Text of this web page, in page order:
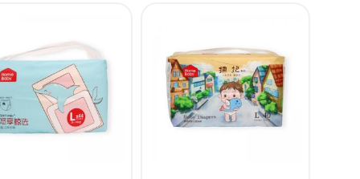
plástico colorida en el
caja de cartón en el
4. Embalaje individual
las solicitudes del
cliente.
de plástico colorida en el
interior, caja de cartón en el
exterior. 4. Embalaje individual
según las solicitudes del
cliente.